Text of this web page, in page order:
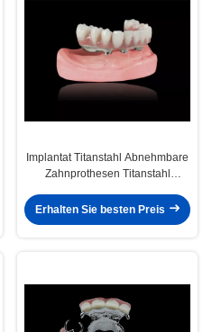
Implantat Titanstahl Abnehmbare
Zahnprothesen Titanstahl
Erhalten Sie besten Preis